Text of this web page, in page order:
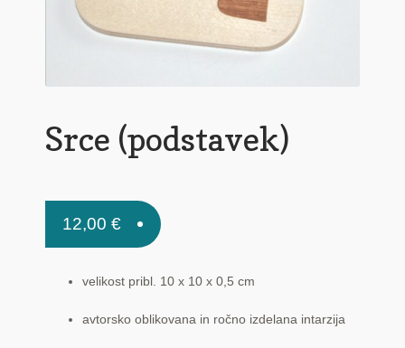
Seznami izdelkov
Unikatna poslovna darila
Srce (podstavek)
12,00 €
velikost pribl. 10 x 10 x 0,5 cm
avtorsko oblikovana in ročno izdelana intarzija